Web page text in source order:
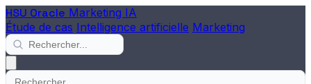
HSU Oracle Marketing IA
Étude de cas Intelligence artificielle Marketing